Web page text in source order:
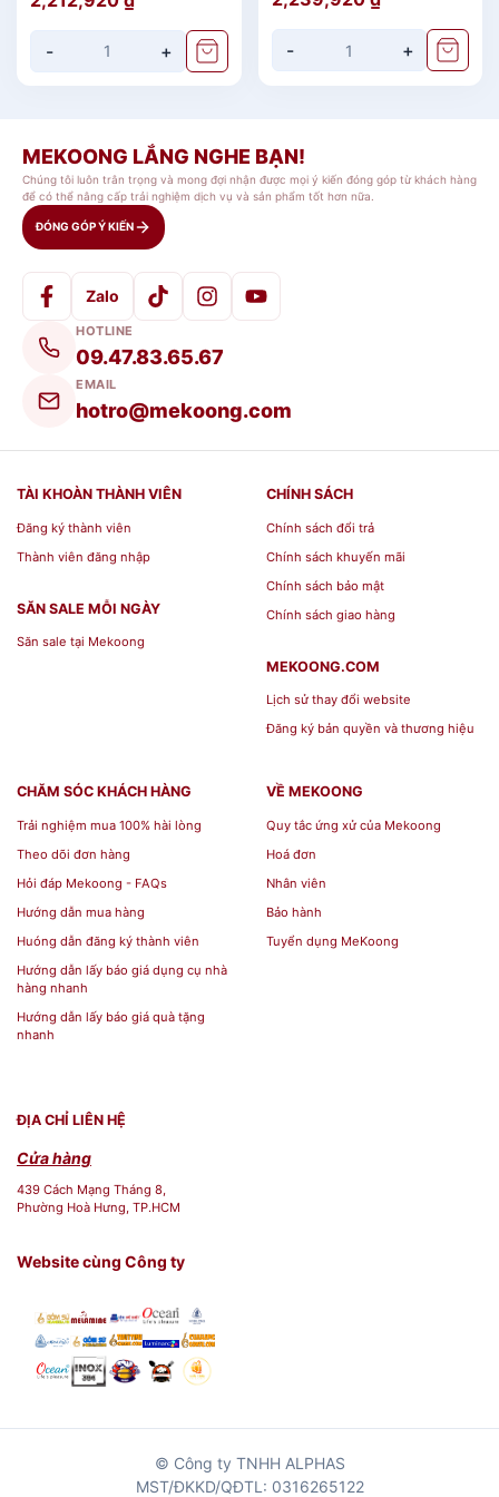
Sản phẩmLy sứ minh longđược sử dụng
để phục vụ cho việc uống nước hằng ngày,
tiếp khách và sưu tầm trang trí. Đặc biệt,
doanh nghiệp yêu thích sử dụng để làm
quà tặngcho đối tác, khách hàng trong dịp
lễ quan trọng.
Thông tin chi tiết sản phẩmCa trà sứ Minh Long
Mã sản phẩm: A001_153020040
Thương hiệu: Minh Long
Bộ sưu tập: Hoàng Cung
Dung tích
gr
Màu sắc
dươ
Phong cách
Thương hiệu
Dòng sản phẩm
hoà
- + - +
MEKOONG LẮNG NGHE BẠN!
Chúng tôi luôn trân trọng và mong đợi nhận được mọi ý kiến đóng góp từ khách hàng
để có thể nâng cấp trải nghiệm dịch vụ và sản phẩm tốt hơn nữa.
ĐÓNG GÓP Ý KIẾN
Zalo
HOTLINE
09.47.83.65.67
EMAIL
hotro@mekoong.com
TÀI KHOÀN THÀNH VIÊN
Đăng ký thành viên
Thành viên đăng nhập
SĂN SALE MỖI NGÀY
Săn sale tại Mekoong
CHÍNH SÁCH
Chính sách đổi trả
Chính sách khuyến mãi
Chính sách bảo mật
Chính sách giao hàng
MEKOONG.COM
Lịch sử thay đổi website
Đăng ký bản quyền và thương hiệu
CHĂM SÓC KHÁCH HÀNG
Trải nghiệm mua 100% hài lòng
Theo dõi đơn hàng
Hỏi đáp Mekoong - FAQs
Hướng dẫn mua hàng
Huóng dẫn đăng ký thành viên
Hướng dẫn lấy báo giá dụng cụ nhà
hàng nhanh
Hướng dẫn lấy báo giá quà tặng
nhanh
VỀ MEKOONG
Quy tắc ứng xử của Mekoong
Hoá đơn
Nhân viên
Bảo hành
Tuyển dụng MeKoong
ĐỊA CHỈ LIÊN HỆ
Cửa hàng
439 Cách Mạng Tháng 8,
Phường Hoà Hưng, TP.HCM
Website cùng Công ty
© Công ty TNHH ALPHAS
MST/ĐKKD/QĐTL: 0316265122